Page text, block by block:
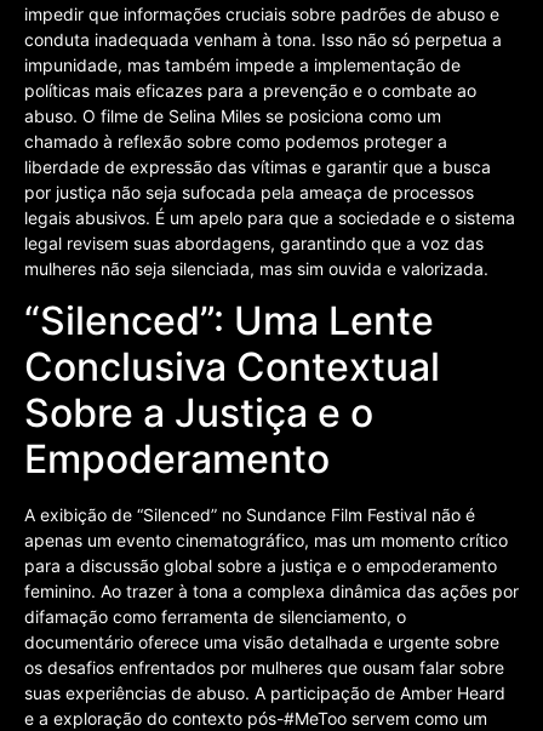
impedir que informações cruciais sobre padrões de abuso e
conduta inadequada venham à tona. Isso não só perpetua a
impunidade, mas também impede a implementação de
políticas mais eficazes para a prevenção e o combate ao
abuso. O filme de Selina Miles se posiciona como um
chamado à reflexão sobre como podemos proteger a
liberdade de expressão das vítimas e garantir que a busca
por justiça não seja sufocada pela ameaça de processos
legais abusivos. É um apelo para que a sociedade e o sistema
legal revisem suas abordagens, garantindo que a voz das
mulheres não seja silenciada, mas sim ouvida e valorizada.
“Silenced”: Uma Lente
Conclusiva Contextual
Sobre a Justiça e o
Empoderamento
A exibição de “Silenced” no Sundance Film Festival não é
apenas um evento cinematográfico, mas um momento crítico
para a discussão global sobre a justiça e o empoderamento
feminino. Ao trazer à tona a complexa dinâmica das ações por
difamação como ferramenta de silenciamento, o
documentário oferece uma visão detalhada e urgente sobre
os desafios enfrentados por mulheres que ousam falar sobre
suas experiências de abuso. A participação de Amber Heard
e a exploração do contexto pós-#MeToo servem como um